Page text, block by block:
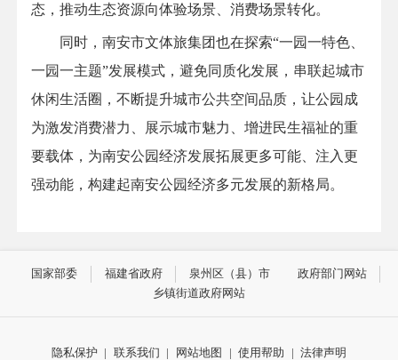
态，推动生态资源向体验场景、消费场景转化。
同时，南安市文体旅集团也在探索“一园一特色、
一园一主题”发展模式，避免同质化发展，串联起城市
休闲生活圈，不断提升城市公共空间品质，让公园成
为激发消费潜力、展示城市魅力、增进民生福祉的重
要载体，为南安公园经济发展拓展更多可能、注入更
强动能，构建起南安公园经济多元发展的新格局。
国家部委 福建省政府 泉州区（县）市
政府部门网站
乡镇街道政府网站
隐私保护 | 联系我们 | 网站地图 | 使用帮助 | 法律声明